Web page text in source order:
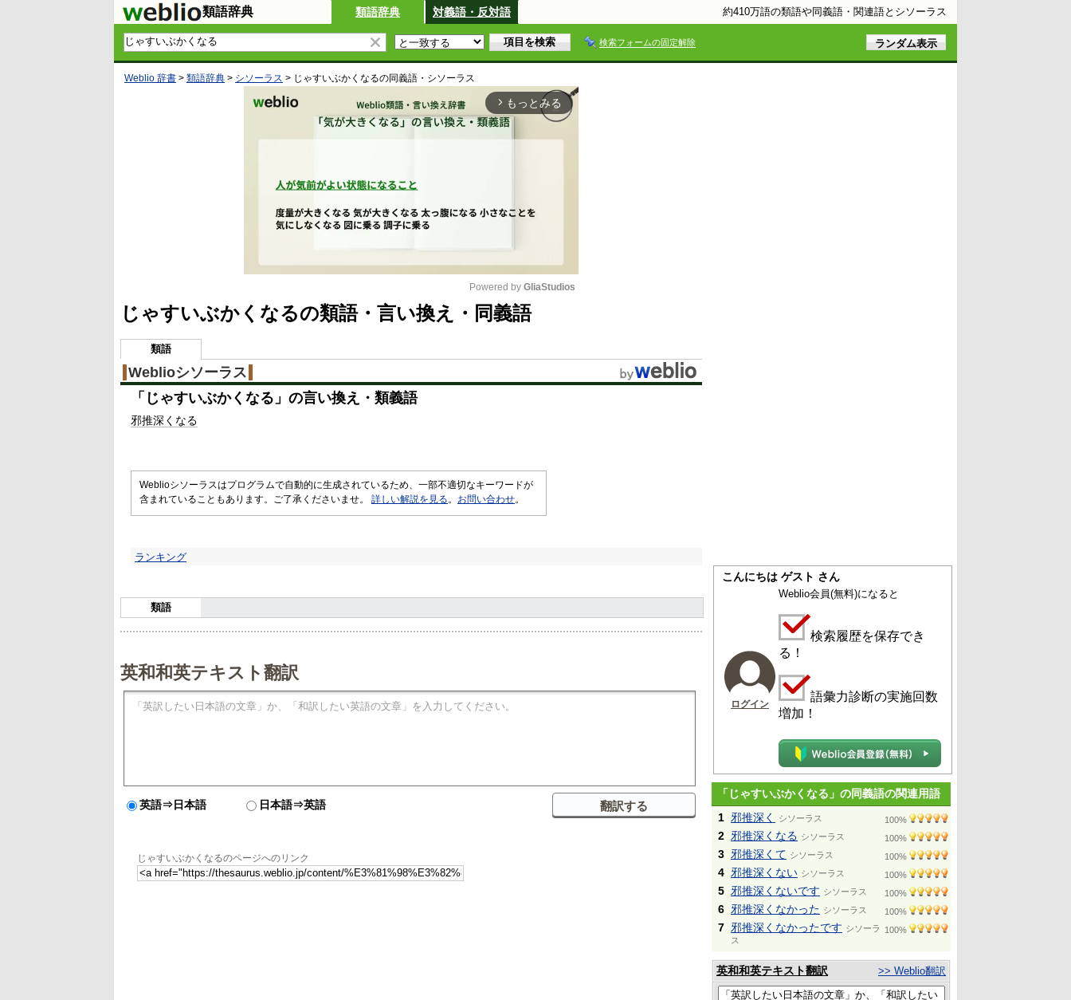
類語辞典 類語辞典 対義語・反対語 約410万語の類語や同義語・関連語とシソーラス
検索フォームの固定解除
Weblio 辞書 > 類語辞典 > シソーラス > じゃすいぶかくなるの同義語・シソーラス
arrow_forward_ios もっとみる
Powered by GliaStudios
じゃすいぶかくなるの類語・言い換え・同義語
類語
Weblioシソーラス
「 じゃすいぶかくなる 」の言い換え・類義語
邪推深くなる
Weblioシソーラスはプログラムで自動的に生成されているため、一部不適切なキーワードが
含まれていることもあります。ご了承くださいませ。 詳しい解説を見る 。 お問い合わせ。
ランキング
類語
英和和英テキスト翻訳
英語⇒日本語 日本語⇒英語
じゃすいぶかくなるのページへのリンク
こんにちは ゲスト さん
ログイン
Weblio会員(無料)になると
検索履歴を保存でき
る！
語彙力診断の実施回数
増加！
「じゃすいぶかくなる」の同義語の関連用語
1 邪推深く シソーラス 100%
2 邪推深くなる シソーラス 100%
3 邪推深くて シソーラス 100%
4 邪推深くない シソーラス 100%
5 邪推深くないです シソーラス 100%
6 邪推深くなかった シソーラス 100%
7 邪推深くなかったです シソーラ
ス
100%
英和和英テキスト翻訳 >> Weblio翻訳